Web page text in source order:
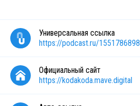
Универсальная ссылка
https://podcast.ru/1551786898
Официальный сайт
https://kodakoda.mave.digital